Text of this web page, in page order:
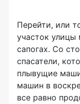
Перейти, или
участок
сапогах. Со
спасатели,
плывущие
машин в
все равно